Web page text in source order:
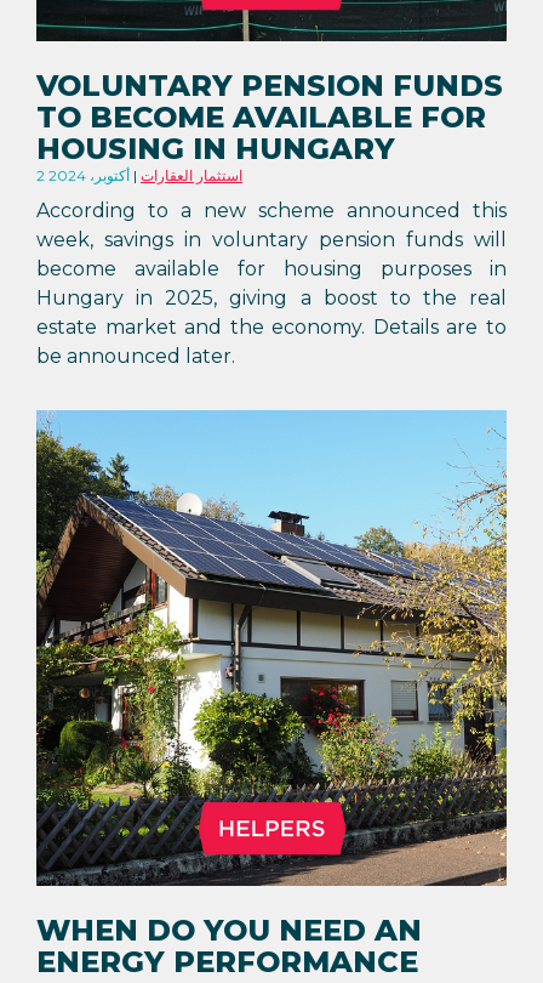
VOLUNTARY PENSION FUNDS
TO BECOME AVAILABLE FOR
HOUSING IN HUNGARY
2 أكتوبر، 2024 استثمار العقارات
According to a new scheme announced this
week, savings in voluntary pension funds will
become available for housing purposes in
Hungary in 2025, giving a boost to the real
estate market and the economy. Details are to
be announced later.
WHEN DO YOU NEED AN
ENERGY PERFORMANCE